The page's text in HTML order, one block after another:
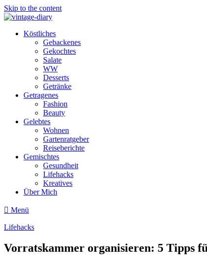
Skip to the content
Köstliches
Gebackenes
Gekochtes
Salate
WW
Desserts
Getränke
Getragenes
Fashion
Beauty
Gelebtes
Wohnen
Gartenratgeber
Reiseberichte
Gemischtes
Gesundheit
Lifehacks
Kreatives
Über Mich
Menü
Lifehacks
Vorratskammer organisieren: 5 Tipps